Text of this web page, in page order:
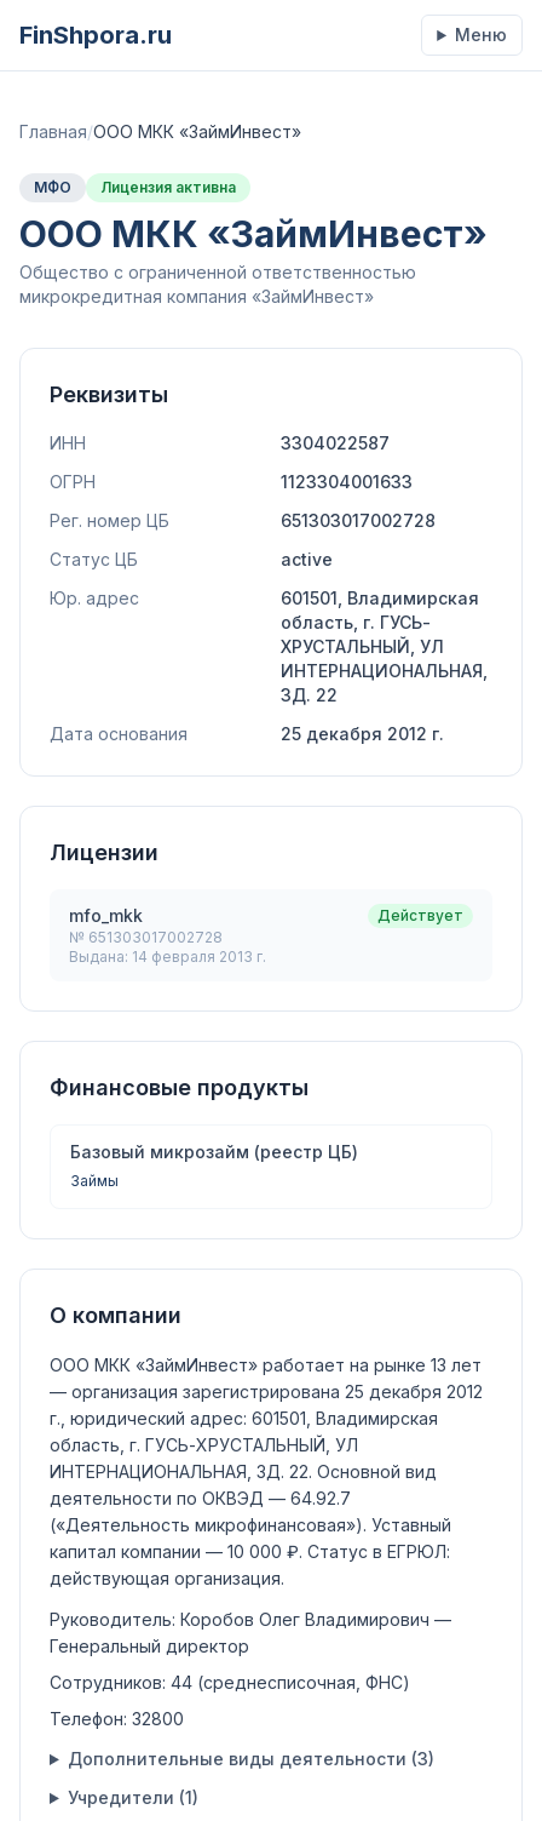
FinShpora.ru Меню
Главная/ООО МКК «ЗаймИнвест»
МФО Лицензия активна
ООО МКК «ЗаймИнвест»
Общество с ограниченной ответственностью
микрокредитная компания «ЗаймИнвест»
Реквизиты
ИНН
3304022587
ОГРН
1123304001633
Рег. номер ЦБ
651303017002728
Статус ЦБ
active
Юр. адрес
601501, Владимирская
область, г. ГУСЬ-
ХРУСТАЛЬНЫЙ, УЛ
ИНТЕРНАЦИОНАЛЬНАЯ,
ЗД. 22
Дата основания
25 декабря 2012 г.
Лицензии
mfo_mkk
№ 651303017002728
Выдана: 14 февраля 2013 г.
Действует
Финансовые продукты
Базовый микрозайм (реестр ЦБ)
Займы
О компании
ООО МКК «ЗаймИнвест» работает на рынке 13 лет
— организация зарегистрирована 25 декабря 2012
г., юридический адрес: 601501, Владимирская
область, г. ГУСЬ-ХРУСТАЛЬНЫЙ, УЛ
ИНТЕРНАЦИОНАЛЬНАЯ, ЗД. 22. Основной вид
деятельности по ОКВЭД — 64.92.7
(«Деятельность микрофинансовая»). Уставный
капитал компании — 10 000 ₽. Статус в ЕГРЮЛ:
действующая организация.
Руководитель: Коробов Олег Владимирович —
Генеральный директор
Сотрудников: 44 (среднесписочная, ФНС)
Телефон: 32800
Дополнительные виды деятельности (3)
Учредители (1)